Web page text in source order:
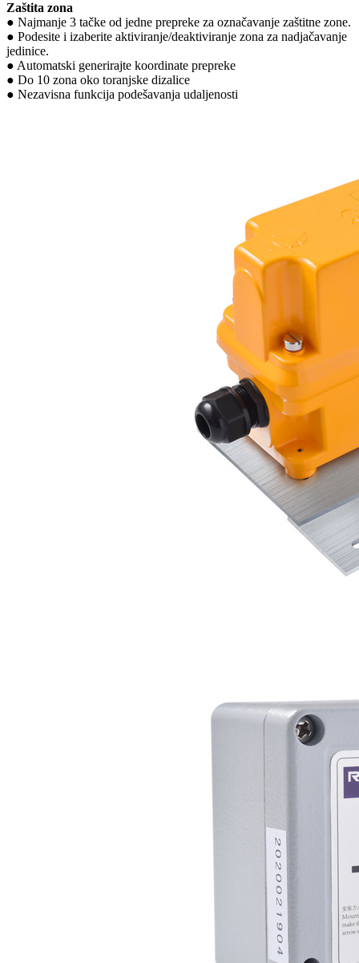
Zaštita zona
● Najmanje 3 tačke od jedne prepreke za označavanje zaštitne zone.
● Podesite i izaberite aktiviranje/deaktiviranje zona za nadjačavanje
jedinice.
● Automatski generirajte koordinate prepreke
● Do 10 zona oko toranjske dizalice
● Nezavisna funkcija podešavanja udaljenosti